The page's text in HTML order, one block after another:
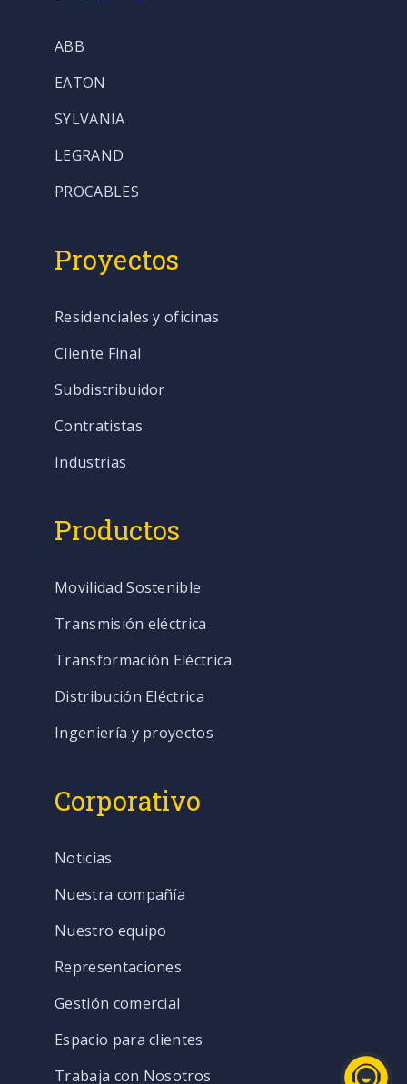
ABB
EATON
SYLVANIA
LEGRAND
PROCABLES
Proyectos
Residenciales y oficinas
Cliente Final
Subdistribuidor
Contratistas
Industrias
Productos
Movilidad Sostenible
Transmisión eléctrica
Transformación Eléctrica
Distribución Eléctrica
Ingeniería y proyectos
Corporativo
Noticias
Nuestra compañía
Nuestro equipo
Representaciones
Gestión comercial
Espacio para clientes
Trabaja con Nosotros